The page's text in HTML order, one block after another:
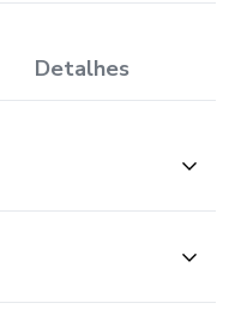
Detalhes